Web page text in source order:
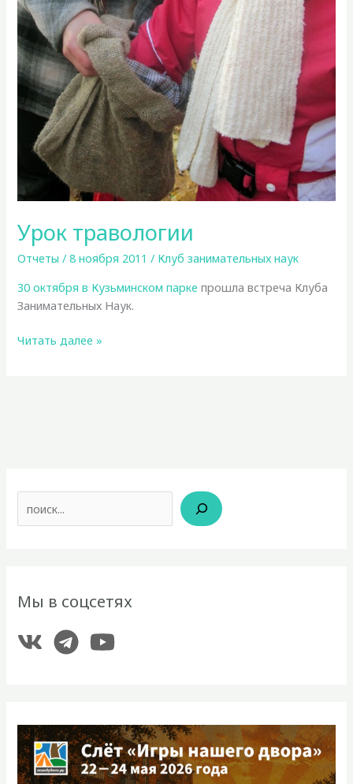
Урок травологии
Отчеты /8 ноября 2011/ Клуб занимательных наук
30 октября в Кузьминском парке прошла встреча Клуба
Занимательных Наук.
Урок
Читать далее »
Мы в соцсетях